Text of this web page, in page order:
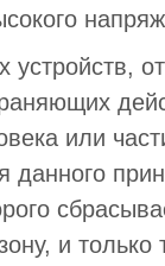
устройств,
или
данного
и только